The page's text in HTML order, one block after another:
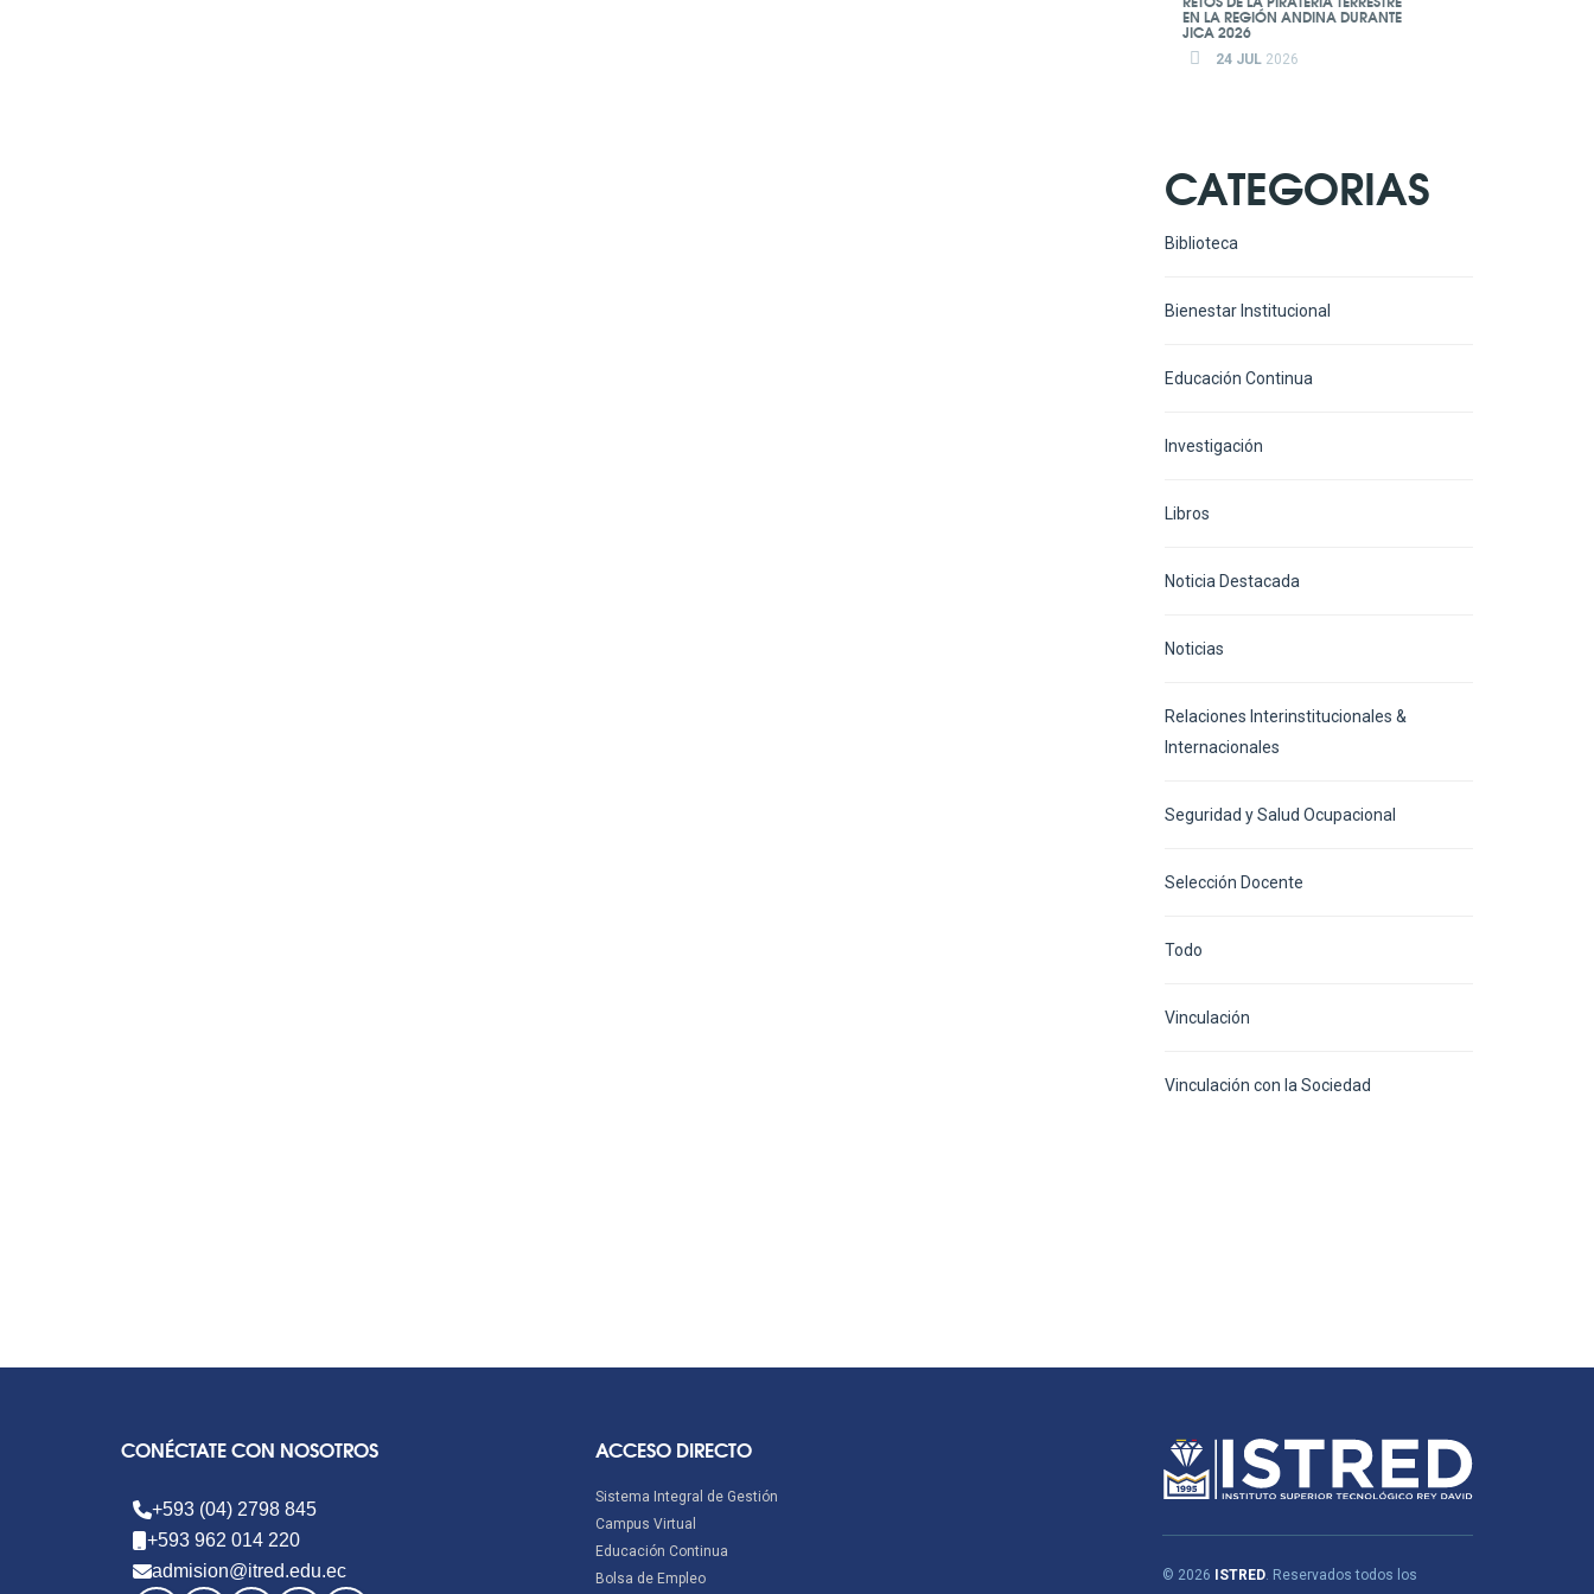
EN LA REGIÓN ANDINA DURANTE
JICA 2026
24 JUL 2026
CATEGORIAS
Biblioteca
Bienestar Institucional
Educación Continua
Investigación
Libros
Noticia Destacada
Noticias
Relaciones Interinstitucionales &
Internacionales
Seguridad y Salud Ocupacional
Selección Docente
Todo
Vinculación
Vinculación con la Sociedad
CONÉCTATE CON NOSOTROS
+593 (04) 2798 845
+593 962 014 220
admision@itred.edu.ec
ACCESO DIRECTO
Sistema Integral de Gestión
Campus Virtual
Educación Continua
Bolsa de Empleo
© 2026 ISTRED. Reservados todos los